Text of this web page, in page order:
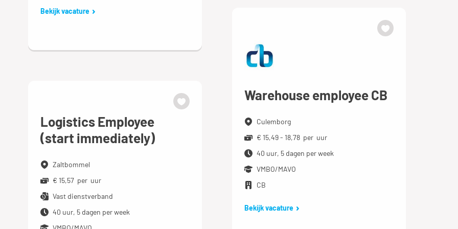
Bekijk vacature
Warehouse employee CB
Culemborg
€ 15,49 - 18,78 per uur
40 uur, 5 dagen per week
VMBO/MAVO
CB
Bekijk vacature
Logistics Employee
(start immediately)
Zaltbommel
€ 15,57 per uur
Vast dienstverband
40 uur, 5 dagen per week